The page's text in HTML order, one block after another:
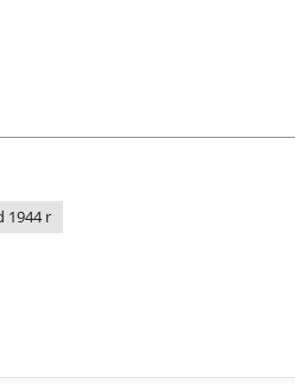
1944 r